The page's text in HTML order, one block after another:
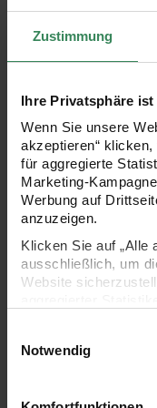
Zustimmung
Ihre Privatsphäre
Wenn Sie unsere
akzeptieren“
für aggregierte
Marketing-
Werbung auf
anzuzeigen.
Klicken Sie auf „Alle
ausschließlich, um
Website
Ihre Einwilligung ist
Link „Cookie-
verwendeten
Notwendig
Hersteller:
Rico Design
Perlen-Webrahmen
30x7x8,5cm
15,49 €